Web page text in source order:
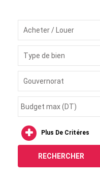
Acheter / Louer
Type de bien
Gouvernorat
Plus De Critéres